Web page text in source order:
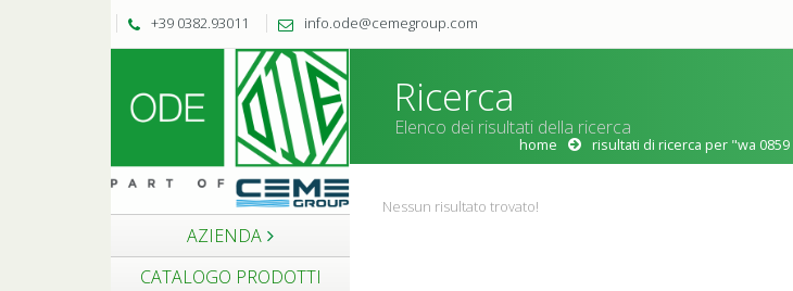
+39 0382.93011 info.ode@cemegroup.com
AZIENDA
CATALOGO PRODOTTI
Ricerca
Elenco dei risultati della ricerca
home risultati di ricerca per "wa
Nessun risultato trovato!